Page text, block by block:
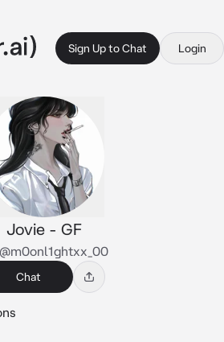
Sign Up to Chat Login
Jovie - GF
Chat